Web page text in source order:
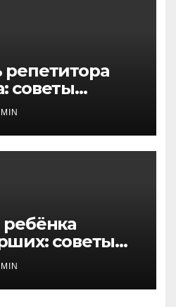
репетитора
советы
родителей
ребёнка
советы